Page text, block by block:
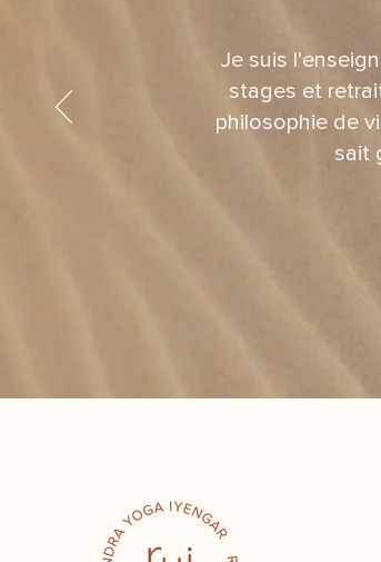
Je suis
stages et
philosophie de
sait